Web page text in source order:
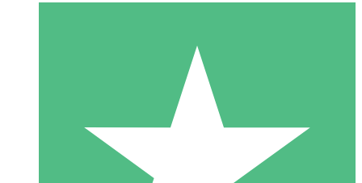
10 Downloads
20 00